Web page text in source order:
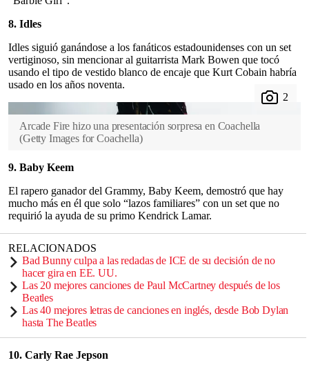
8. Idles
Idles siguió ganándose a los fanáticos estadounidenses con un set
vertiginoso, sin mencionar al guitarrista Mark Bowen que tocó
usando el tipo de vestido blanco de encaje que Kurt Cobain habría
usado en los años noventa.
Arcade Fire hizo una presentación sorpresa en Coachella
(Getty Images for Coachella)
9. Baby Keem
El rapero ganador del Grammy, Baby Keem, demostró que hay
mucho más en él que solo “lazos familiares” con un set que no
requirió la ayuda de su primo Kendrick Lamar.
RELACIONADOS
Bad Bunny culpa a las redadas de ICE de su decisión de no
hacer gira en EE. UU.
Las 20 mejores canciones de Paul McCartney después de los
Beatles
Las 40 mejores letras de canciones en inglés, desde Bob Dylan
hasta The Beatles
10. Carly Rae Jepson